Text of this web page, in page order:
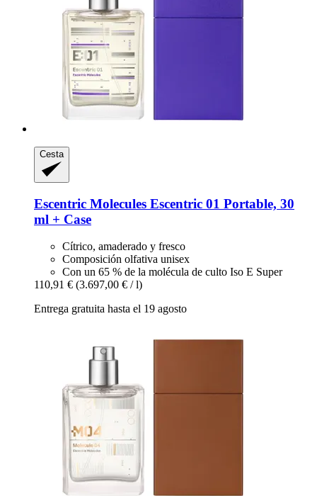
Cesta
Escentric Molecules Escentric 01 Portable, 30
ml + Case
Cítrico, amaderado y fresco
Composición olfativa unisex
Con un 65 % de la molécula de culto Iso E Super
110,91 € (3.697,00 € / l)
Entrega gratuita hasta el 19 agosto